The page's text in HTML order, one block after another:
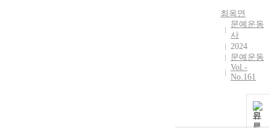
최옥연
문예운동
사
2024
문예운동
Vol.-
No.161
원
문